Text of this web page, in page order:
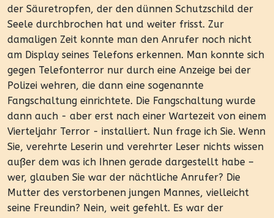
der Säuretropfen, der den dünnen Schutzschild der
Seele durchbrochen hat und weiter frisst. Zur
damaligen Zeit konnte man den Anrufer noch nicht
am Display seines Telefons erkennen. Man konnte sich
gegen Telefonterror nur durch eine Anzeige bei der
Polizei wehren, die dann eine sogenannte
Fangschaltung einrichtete. Die Fangschaltung wurde
dann auch - aber erst nach einer Wartezeit von einem
Vierteljahr Terror - installiert. Nun frage ich Sie. Wenn
Sie, verehrte Leserin und verehrter Leser nichts wissen
außer dem was ich Ihnen gerade dargestellt habe –
wer, glauben Sie war der nächtliche Anrufer? Die
Mutter des verstorbenen jungen Mannes, vielleicht
seine Freundin? Nein, weit gefehlt. Es war der